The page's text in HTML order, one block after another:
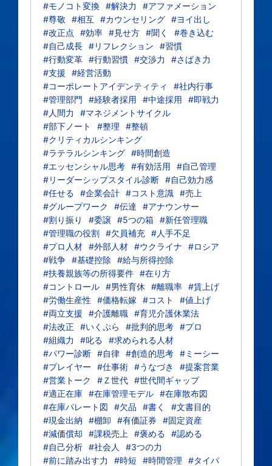
#モノコト変換 #解決力
#アファメーション
#尊敬
#相互 #カウンセリング #ヨイ出し
#改正点
#効率 #見せ方 #聞く
#巻き込む
#自己成長 #リフレクション
#習慣
#行動変革 #行動習慣 #交渉力
#さばき力
#支援
#経営活動
#コーポレートアイデンティティ
#社内行事
#管理部門
#経験者採用 #中途採用
#即戦力
#人間力
#マネジメントサイクル
#部下ノート
#整理
#整頓
#クリティカルシンキング
#ラテラルシンキング #時間創造
#エッセンシャル思考 #有効活用
#自己管理
#リーダーシップスタイル診断 #自己効力感
#任せる
#企業会計 #コスト意識 #売上
#グループワーク
#伝達
#アナウンサー
#割り振り
#委譲 #5つの箱 #新任管理職
#管理職の役割 #欠員補充 #人手不足
#プロ人材 #外部人材 #ウクライナ
#ロシア
#戦争 #基礎控除
#給与所得控除
#扶養親族等の所得要件 #在り方
#コントロール #男性育休 #離職率 #賃上げ
#労働生産性
#価格転嫁 #コスト
#値上げ
#両立支援
#介護離職 #育児介護休業法
#法改正
#いくぷら #批判的思考 #プロ
#組織力
#叱る
#求められる人材
#パワー診断 #自律 #創造的思考 #ミーシー
#プレイヤー
#仕事術 #うなづき
#提案営業
#営業トーク
#Ｚ世代 #世代間ギャップ
#適正在庫 #在庫管理モデル #在庫散布図
#在庫パレート図
#欠品 #書く
#文書目的
#現金出納
#棚卸 #有価証券
#固定資産
#減価償却
#課税売上 #褒める
#認める
#自己分析 #社会人
#3つの力
#前に踏み出す力
#時短 #時間管理
#タイパ